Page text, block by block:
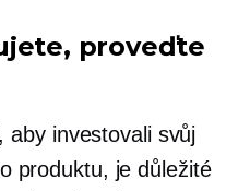
proveďte
aby investovali svůj
produktu, je důležité